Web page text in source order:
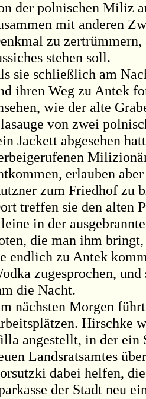
der polnischen Miliz
mit anderen
zu
stehen soll.
sie schließlich am
ihren Weg zu Antek
wie der alte
von zwei
Jackett abgesehen
erlauben
zum Friedhof zu
treffen sie den alten
in der
die man ihm
endlich zu Antek
zugesprochen,
die Nacht.
nächsten Morgen
Hirschke
angestellt, in der ein
Landsratsamtes
dabei helfen,
der Stadt neu